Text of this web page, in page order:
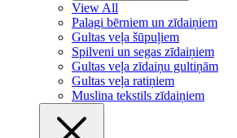
View All
Palagi bērniem un zīdaiņiem
Gultas veļa šūpuļiem
Spilveni un segas zīdaiņiem
Gultas veļa zīdaiņu gultiņām
Gultas veļa ratiņiem
Muslina tekstils zīdaiņiem